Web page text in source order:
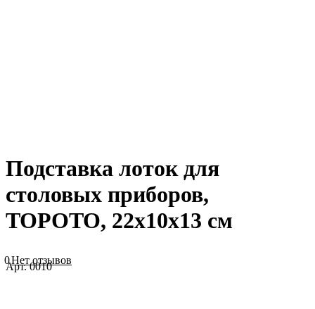
Подставка лоток для
столовых приборов,
TOPOTO, 22х10х13 см
0Нет отзывов
Арт.0010